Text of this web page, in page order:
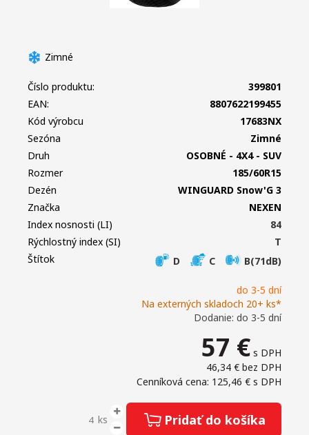
Zimné
do 3-5 dní
Na externých skladoch 20+ ks*
Dodanie: do 3-5 dní
57 € s DPH
46,34 € bez DPH
Cenníková cena: 125,46 € s DPH
ks Pridať do košíka
Číslo produktu:
399801
EAN:
8807622199455
Kód výrobcu
17683NX
Sezóna
Zimné
Druh
OSOBNÉ - 4X4 - SUV
Rozmer
185/60R15
Dezén
WINGUARD Snow'G 3
Značka
NEXEN
Index nosnosti (LI)
84
Rýchlostný index (SI)
T
Štítok
D C B(71dB)